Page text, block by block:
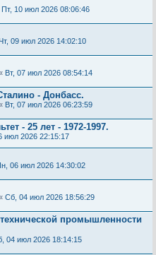
Пт, 10 июл 2026 08:06:46
09 июл 2026 14:02:10
Вт, 07 июл 2026 08:54:14
- Донбасс.
Вт, 07 июл 2026 06:23:59
- 25 лет - 1972-1997.
июл 2026 22:15:17
06 июл 2026 14:30:02
Сб, 04 июл 2026 18:56:29
промышленности
04 июл 2026 18:14:15